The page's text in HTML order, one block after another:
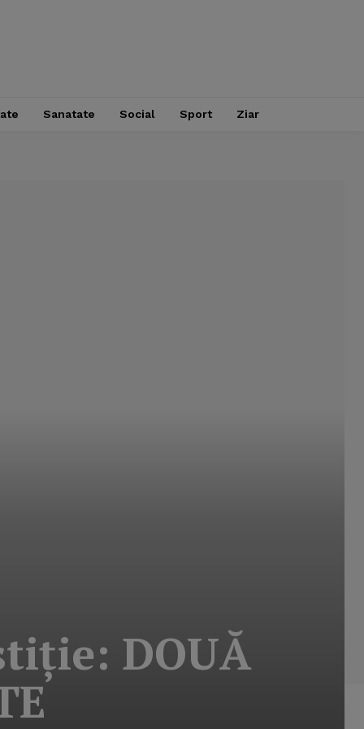
Sanatate Social Sport Ziar
DOUĂ